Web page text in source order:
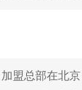
盟总部在北